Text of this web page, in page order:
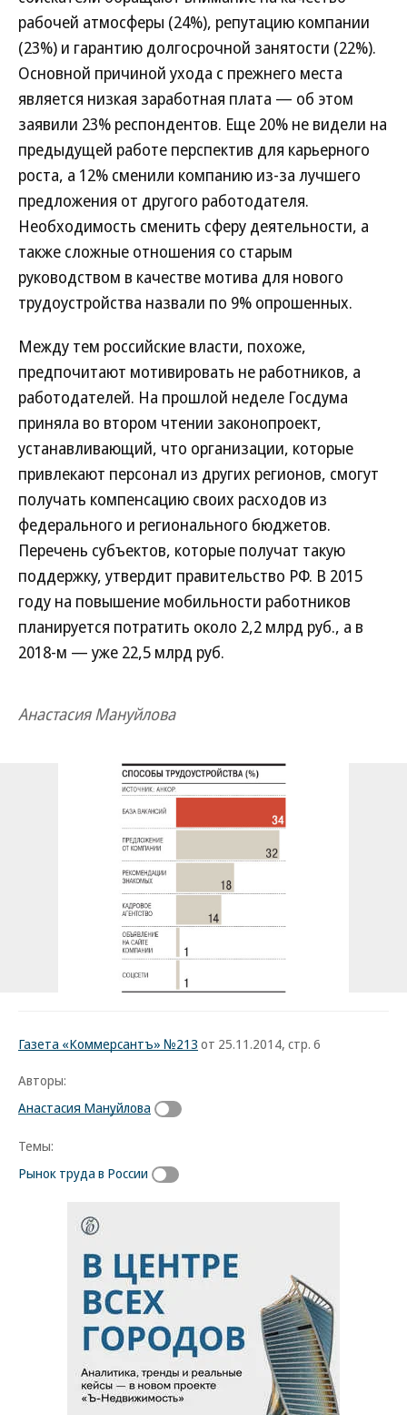
рабочей атмосферы (24%), репутацию компании
(23%) и гарантию долгосрочной занятости (22%).
Основной причиной ухода с прежнего места
является низкая заработная плата — об этом
заявили 23% респондентов. Еще 20% не видели на
предыдущей работе перспектив для карьерного
роста, а 12% сменили компанию из-за лучшего
предложения от другого работодателя.
Необходимость сменить сферу деятельности, а
также сложные отношения со старым
руководством в качестве мотива для нового
трудоустройства назвали по 9% опрошенных.
Между тем российские власти, похоже,
предпочитают мотивировать не работников, а
работодателей. На прошлой неделе Госдума
приняла во втором чтении законопроект,
устанавливающий, что организации, которые
привлекают персонал из других регионов, смогут
получать компенсацию своих расходов из
федерального и регионального бюджетов.
Перечень субъектов, которые получат такую
поддержку, утвердит правительство РФ. В 2015
году на повышение мобильности работников
планируется потратить около 2,2 млрд руб., а в
2018-м — уже 22,5 млрд руб.
Анастасия Мануйлова
Газета «Коммерсантъ» №213 от 25.11.2014, стр. 6
Авторы:
Анастасия Мануйлова
Темы:
Рынок труда в России